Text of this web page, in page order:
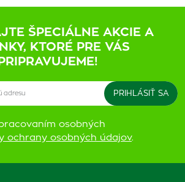
ŠPECIÁLNE AKCIE A
KTORÉ PRE VÁS
PRIPRAVUJEME!
osobných
ochrany osobných údajov.